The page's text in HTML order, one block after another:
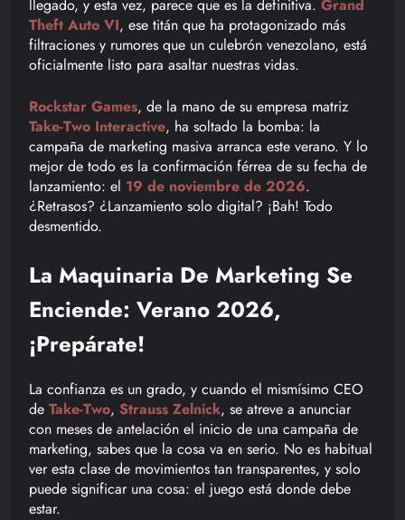
llegado, y esta vez, parece que es la definitiva. Grand
Theft Auto VI, ese titán que ha protagonizado más
filtraciones y rumores que un culebrón venezolano, está
oficialmente listo para asaltar nuestras vidas.
Rockstar Games, de la mano de su empresa matriz
Take-Two Interactive, ha soltado la bomba: la
campaña de marketing masiva arranca este verano. Y lo
mejor de todo es la confirmación férrea de su fecha de
lanzamiento: el 19 de noviembre de 2026.
¿Retrasos? ¿Lanzamiento solo digital? ¡Bah! Todo
desmentido.
La Maquinaria De Marketing Se
Enciende: Verano 2026,
¡Prepárate!
La confianza es un grado, y cuando el mismísimo CEO
de Take-Two, Strauss Zelnick, se atreve a anunciar
con meses de antelación el inicio de una campaña de
marketing, sabes que la cosa va en serio. No es habitual
ver esta clase de movimientos tan transparentes, y solo
puede significar una cosa: el juego está donde debe
estar.